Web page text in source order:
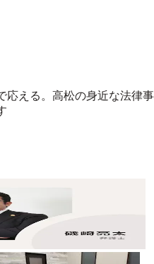
応える。高松の身近な法律事